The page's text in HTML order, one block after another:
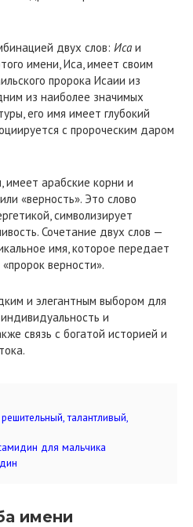
двух слов: Иса и
имени, Иса, имеет своим
пророка Исаии из
из наиболее значимых
его имя имеет глубокий
с пророческим даром
имеет арабские корни и
«верность». Это слово
символизирует
Сочетание двух слов —
имя, которое передает
верности».
и элегантным выбором для
и
связь с богатой историей и
талантливый,
для мальчика
имени